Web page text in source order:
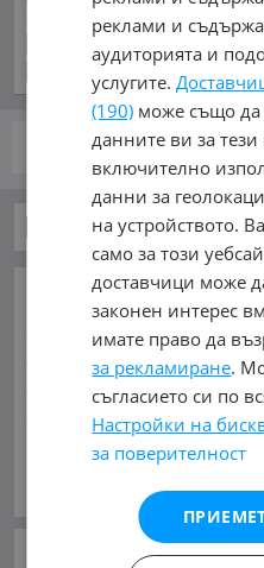
преди 57
стр.
ОСНОВНИ КАТЕГОРИИ В
Мотоциклети
Индустриални
Кари
Ремаркета
Велосипеди
Гуми и джанти Купува
(1) AITO (2)
Alfa Romeo (863)
реклами и
аудиторията и
услугите.
(190) може също да
данните ви за
включително
данни за
на устройството.
само за този
доставчици може
законен интерес
имате право да
за рекламиране.
съгласието си по
Настройки на
за поверителност